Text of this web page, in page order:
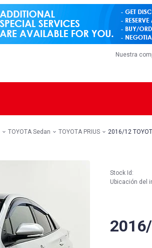
Nuestra
TOYOTA Sedan TOYOTA PRIUS 2016/12
Stock Id:
Ubicación del